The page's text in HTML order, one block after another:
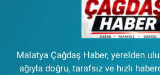
Malatya Çağdaş Haber, yerelden
ağıyla doğru, tarafsız ve hızlı